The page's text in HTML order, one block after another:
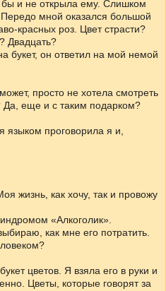
бы и не открыла ему. Слишком
мной оказался большой
красных роз. Цвет страсти?
Двадцать?
букет, он ответил на мой немой
просто не хотела смотреть
Да, еще и с таким подарком?
проговорила я и,
жизнь, как хочу, так и провожу
«Алкоголик».
как мне его потратить.
цветов. Я взяла его в руки и
Цветы, которые говорят за